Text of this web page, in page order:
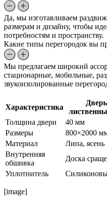
Да, мы изготавливаем
размерам и дизайну, чтобы
потребностям и пространству.
Какие типы перегородок вы
Мы предлагаем широкий
стационарные, мобильные,
звукоизолированные
Характеристика
Толщина двери
40 мм
Размеры
800×2000
Материал
Липа, ясень
Внутренняя
обшивка
Доска
Уплотнитель
[image]